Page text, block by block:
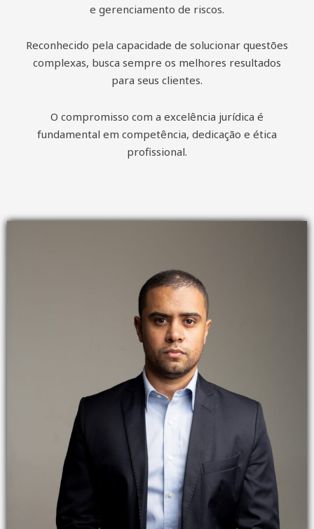
e gerenciamento de riscos.
Reconhecido pela capacidade de solucionar questões
complexas, busca sempre os melhores resultados
para seus clientes.
O compromisso com a excelência jurídica é
fundamental em competência, dedicação e ética
profissional.